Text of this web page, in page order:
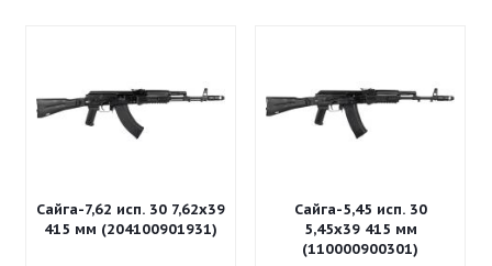
Сайга-7,62 исп. 30 7,62x39
415 мм (204100901931)
Сайга-5,45 исп. 30
5,45x39 415 мм
(110000900301)